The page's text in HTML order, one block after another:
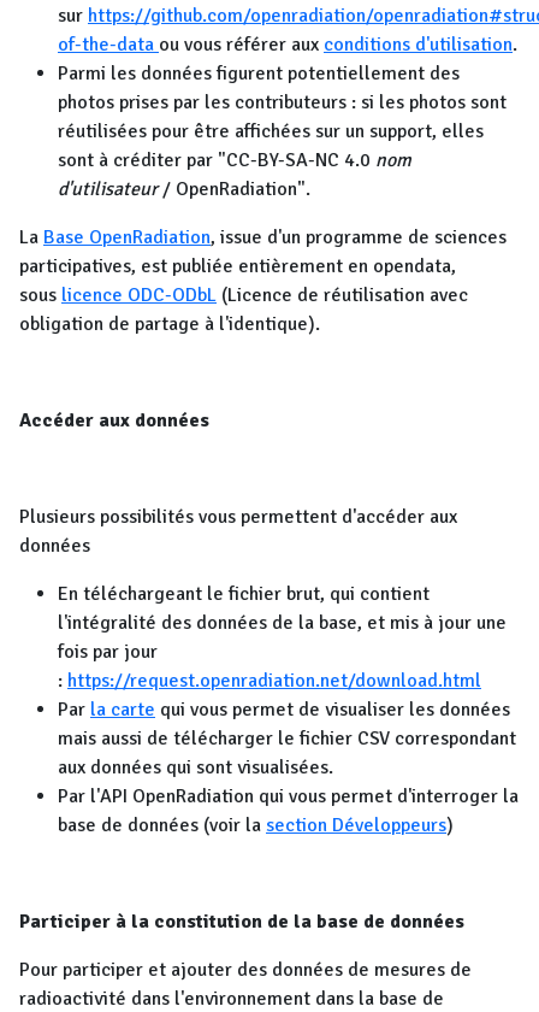
sur https://github.com/openradiation/
of-the-data ou vous référer aux conditions d'utilisation.
Parmi les données figurent potentiellement des
photos prises par les contributeurs : si les photos sont
réutilisées pour être affichées sur un support, elles
sont à créditer par "CC-BY-SA-NC 4.0 nom
d'utilisateur/ OpenRadiation".
La Base OpenRadiation, issue d'un programme de sciences
participatives, est publiée entièrement en opendata,
sous licence ODC-ODbL (Licence de réutilisation avec
obligation de partage à l'identique).
Accéder aux données
Plusieurs possibilités vous permettent d'accéder aux
données
En téléchargeant le fichier brut, qui contient
l'intégralité des données de la base, et mis à jour une
fois par jour
: https://request.openradiation.net/download.html
Par la carte qui vous permet de visualiser les données
mais aussi de télécharger le fichier CSV correspondant
aux données qui sont visualisées.
Par l'API OpenRadiation qui vous permet d'interroger la
base de données (voir la section Développeurs)
Participer à la constitution de la base de données
Pour participer et ajouter des données de mesures de
radioactivité dans l'environnement dans la base de